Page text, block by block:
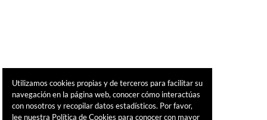
Utilizamos cookies propias y de terceros para facilitar su
navegación en la página web, conocer cómo interactúas
con nosotros y recopilar datos estadísticos. Por favor,
lee nuestra Política de Cookies para conocer con mayor